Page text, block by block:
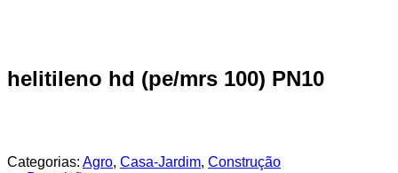
helitileno hd (pe/mrs 100) PN10
Categorias: Agro, Casa-Jardim, Construção